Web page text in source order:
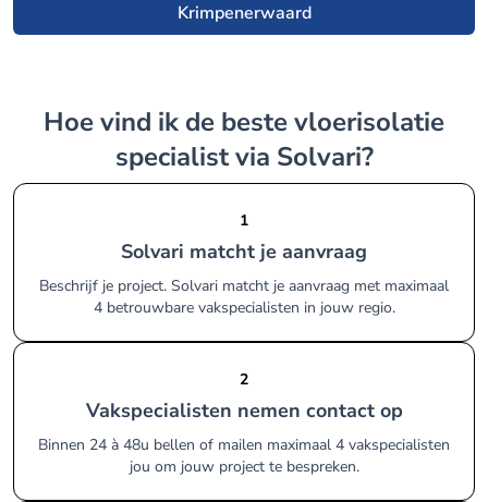
Krimpenerwaard
Hoe vind ik de beste vloerisolatie
specialist via Solvari?
1
Solvari matcht je aanvraag
Beschrijf je project. Solvari matcht je aanvraag met maximaal
4 betrouwbare vakspecialisten in jouw regio.
2
Vakspecialisten nemen contact op
Binnen 24 à 48u bellen of mailen maximaal 4 vakspecialisten
jou om jouw project te bespreken.